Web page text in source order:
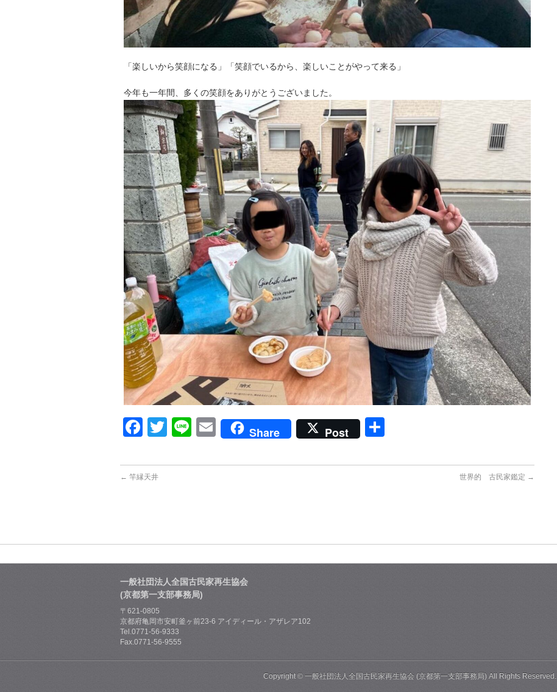
「楽しいから笑顔になる」「笑顔でいるから、楽しいことがやって来る」
今年も一年間、多くの笑顔をありがとうございました。
Facebook
Twitter
LineEmailShare Post
← 竿縁天井 世界的 古民家鑑定 →
一般社団法人全国古民家再生協会
(京都第一支部事務局)
〒621-0805
京都府亀岡市安町釜ヶ前23-6 アイディール・アザレア102
Tel.0771-56-9333
Fax.0771-56-9555
Copyright © 一般社団法人全国古民家再生協会 (京都第一支部事務局) All Rights Reserved.